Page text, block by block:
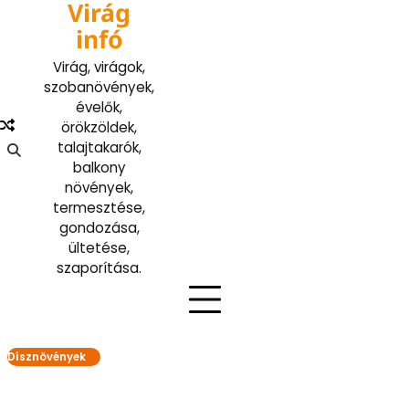
Virág
infó
Virág, virágok,
szobanövények,
évelők,
örökzöldek,
talajtakarók,
balkony
növények,
termesztése,
gondozása,
ültetése,
szaporítása.
Dísznövények